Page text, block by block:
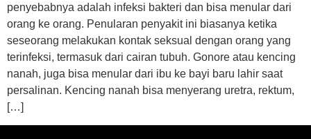
penyebabnya adalah infeksi bakteri dan bisa menular dari
orang ke orang. Penularan penyakit ini biasanya ketika
seseorang melakukan kontak seksual dengan orang yang
terinfeksi, termasuk dari cairan tubuh. Gonore atau kencing
nanah, juga bisa menular dari ibu ke bayi baru lahir saat
persalinan. Kencing nanah bisa menyerang uretra, rektum,
[…]